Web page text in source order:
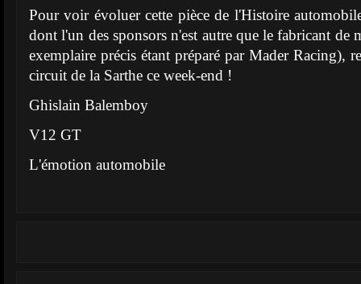
Pour voir évoluer cette pièce de l'Histoire
dont l'un des sponsors n'est autre que le fabricant de
exemplaire précis étant préparé par Mader Racing),
circuit de la Sarthe ce week-end !
Ghislain Balemboy
V12 GT
L'émotion automobile